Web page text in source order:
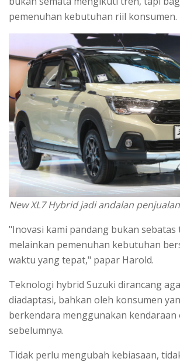
pemenuhan kebutuhan riil konsumen.
New XL7 Hybrid jadi andalan
"Inovasi kami pandang bukan
melainkan pemenuhan kebutuhan
waktu yang tepat," papar Harold.
Teknologi hybrid Suzuki dirancang
diadaptasi, bahkan oleh konsumen
berkendara menggunakan kendaraan
sebelumnya.
Tidak perlu mengubah kebiasaan,